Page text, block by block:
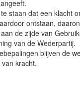
staan dat een klacht
ontstaan,
de zijde van
van de Wederpartij.
blijven de
kracht.